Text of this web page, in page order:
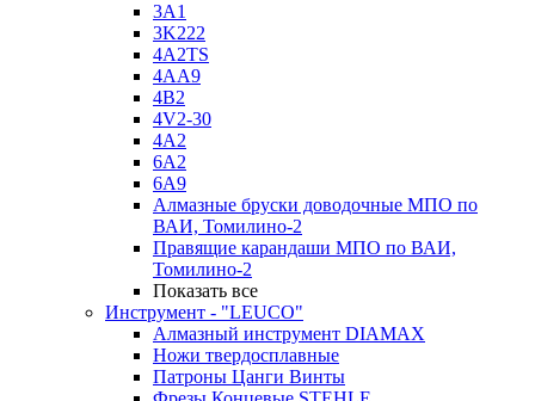
3A1
3K222
4A2TS
4AA9
4B2
4V2-30
4А2
6A2
6A9
Алмазные бруски доводочные МПО по
ВАИ, Томилино-2
Правящие карандаши МПО по ВАИ,
Томилино-2
Показать все
Инструмент - "LEUCO"
Алмазный инструмент DIAMAX
Ножи твердосплавные
Патроны Цанги Винты